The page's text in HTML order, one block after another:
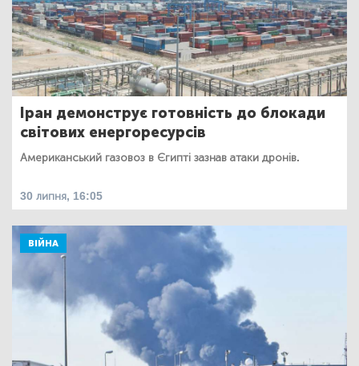
Іран демонструє готовність до блокади
світових енергоресурсів
Американський газовоз в Єгипті зазнав атаки дронів.
30 липня, 16:05
ВІЙНА